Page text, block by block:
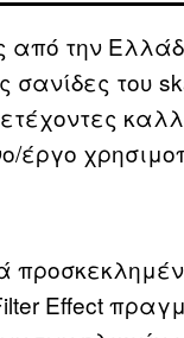
από την
του
έργο
Effect